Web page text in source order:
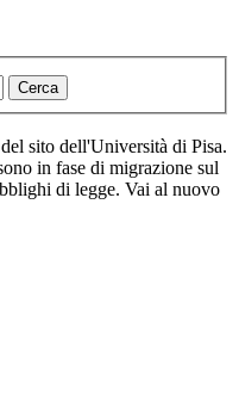
Cerca
sito dell'Università di Pisa.
in fase di migrazione sul
di legge. Vai al nuovo